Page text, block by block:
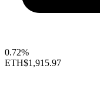
0.72%
ETH$1,915.97